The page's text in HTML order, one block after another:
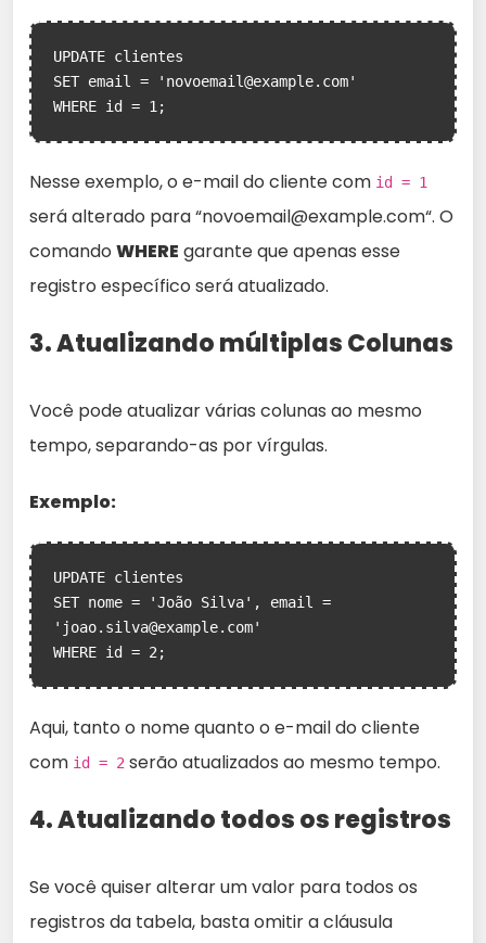
UPDATE clientes
SET email = 'novoemail@example.com'
WHERE id = 1;
Nesse exemplo, o e-mail do cliente com id = 1
será alterado para “novoemail@example.com“. O
comando WHERE garante que apenas esse
registro específico será atualizado.
3. Atualizando múltiplas Colunas
Você pode atualizar várias colunas ao mesmo
tempo, separando-as por vírgulas.
Exemplo:
UPDATE clientes
SET nome = 'João Silva', email =
'joao.silva@example.com'
WHERE id = 2;
Aqui, tanto o nome quanto o e-mail do cliente
com id = 2 serão atualizados ao mesmo tempo.
4. Atualizando todos os registros
Se você quiser alterar um valor para todos os
registros da tabela, basta omitir a cláusula